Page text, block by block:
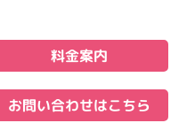
料金案内
お問い合わせはこちら